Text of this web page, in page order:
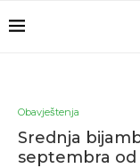
Obavještenja
Srednja
septembra od